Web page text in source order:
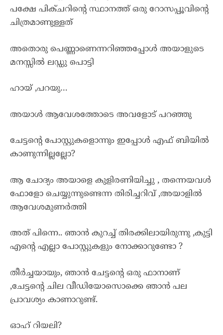
പക്ഷേ പിക്ചറിൻ്റെ സ്ഥാനത്ത് ഒരു റോസപ്പൂവിൻ്റെ
ചിത്രമാണുള്ളത്
അതൊരു പെണ്ണാണെന്നറിഞ്ഞപ്പോൾ അയാളുടെ
മനസ്സിൽ ലഡ്ഡു പൊട്ടി
ഹായ് ,പറയു…
അയാൾ ആവേശത്തോടെ അവളോട് പറഞ്ഞു
ചേട്ടൻ്റെ പോസ്റ്റുകളൊന്നും ഇപ്പോൾ എഫ് ബിയിൽ
കാണുന്നില്ലല്ലോ?
ആ ചോദ്യം അയാളെ കുളിരണിയിച്ചു , തന്നെയവൾ
ഫോളോ ചെയ്യുന്നുണ്ടെന്ന തിരിച്ചറിവ് ,അയാളിൽ
ആവേശമുണർത്തി
അത് പിന്നെ.. ഞാൻ കുറച്ച് തിരക്കിലായിരുന്നു ,കുട്ടി
എൻ്റെ എല്ലാ പോസ്റ്റുകളും നോക്കാറുണ്ടോ ?
തീർച്ചയായും, ഞാൻ ചേട്ടൻ്റെ ഒരു ഫാനാണ്
,ചേട്ടൻ്റെ ചില വീഡിയോസൊക്കെ ഞാൻ പല
പ്രാവശ്യം കാണാറുണ്ട്.
ഓഹ് റിയലി?